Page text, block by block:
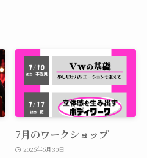
7月のワークショップ
2026年6月30日